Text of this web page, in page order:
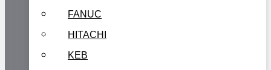
FANUC
HITACHI
KEB